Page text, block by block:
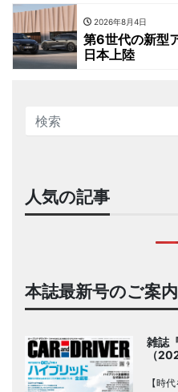
2026年8月4日
第6世代の新型
日本上陸
人気の記事
本誌最新号のご案内
雑誌
（
【時